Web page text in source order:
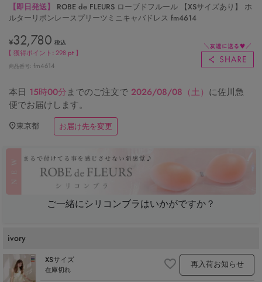
【即日発送】
ROBE de FLEURS ローブドフルール 【XSサイズあり】 ホ
ルターリボンレースプリーツミニキャバドレス fm4614
¥32,780 税込
【 獲得ポイント:298 pt 】
商品番号 fm4614
本日 15時00分までのご注文で 2026/08/08（土） に佐川急
便でお届けします。
東京都 お届け先を変更
ご一緒にシリコンブラはいかがですか？
ivory
XSサイズ
在庫切れ 再入荷お知らせ